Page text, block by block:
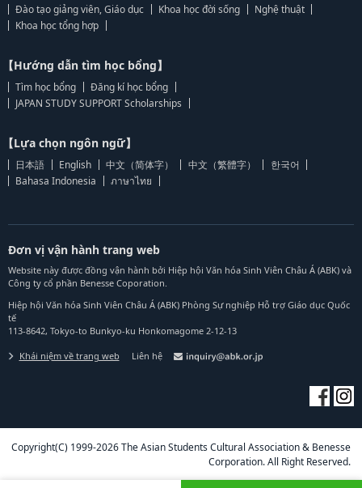
Đào tạo giảng viên, Giáo dục
Khoa học đời sống
Nghệ thuật
Khoa học tổng hợp
【Hướng dẫn tìm học bổng】
Tìm học bổng
Đăng kí học bổng
JAPAN STUDY SUPPORT Scholarships
【Lựa chọn ngôn ngữ】
日本語 English 中文（简体字） 中文（繁體字）
한국어
Bahasa Indonesia
ภาษาไทย
Đơn vị vận hành trang web
Website này được đồng vận hành bởi Hiệp hội Văn hóa Sinh Viên Châu Á (ABK) và
Công ty cổ phần Benesse Coporation.
Hiệp hội Văn hóa Sinh Viên Châu Á (ABK) Phòng Sự nghiệp Hỗ trợ Giáo dục Quốc
tế
113-8642, Tokyo-to Bunkyo-ku Honkomagome 2-12-13
Khái niệm về trang web Liên hệ
Copyright(C) 1999-2026 The Asian Students Cultural Association & Benesse
Corporation. All Right Reserved.